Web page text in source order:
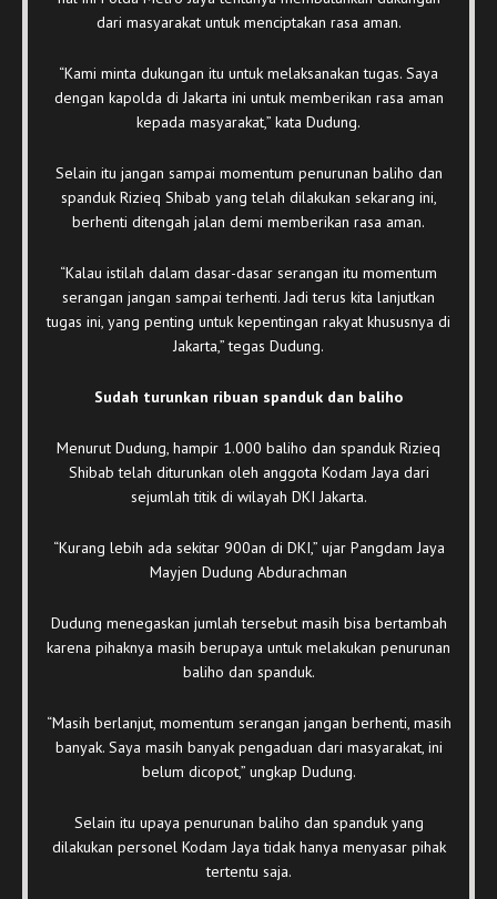
dari masyarakat untuk menciptakan rasa aman.
“Kami minta dukungan itu untuk melaksanakan tugas. Saya
dengan kapolda di Jakarta ini untuk memberikan rasa aman
kepada masyarakat,” kata Dudung.
Selain itu jangan sampai momentum penurunan baliho dan
spanduk Rizieq Shibab yang telah dilakukan sekarang ini,
berhenti ditengah jalan demi memberikan rasa aman.
“Kalau istilah dalam dasar-dasar serangan itu momentum
serangan jangan sampai terhenti. Jadi terus kita lanjutkan
tugas ini, yang penting untuk kepentingan rakyat khususnya di
Jakarta,” tegas Dudung.
Sudah turunkan ribuan spanduk dan baliho
Menurut Dudung, hampir 1.000 baliho dan spanduk Rizieq
Shibab telah diturunkan oleh anggota Kodam Jaya dari
sejumlah titik di wilayah DKI Jakarta.
“Kurang lebih ada sekitar 900an di DKI,” ujar Pangdam Jaya
Mayjen Dudung Abdurachman
Dudung menegaskan jumlah tersebut masih bisa bertambah
karena pihaknya masih berupaya untuk melakukan penurunan
baliho dan spanduk.
“Masih berlanjut, momentum serangan jangan berhenti, masih
banyak. Saya masih banyak pengaduan dari masyarakat, ini
belum dicopot,” ungkap Dudung.
Selain itu upaya penurunan baliho dan spanduk yang
dilakukan personel Kodam Jaya tidak hanya menyasar pihak
tertentu saja.